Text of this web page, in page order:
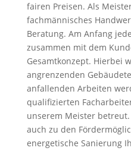
fairen Preisen. Als
fachmännisches
Beratung. Am Anfang
zusammen mit dem
Gesamtkonzept. Hierbei
angrenzenden
anfallenden Arbeiten
qualifizierten
unserem Meister
auch zu den
energetische Sanierung